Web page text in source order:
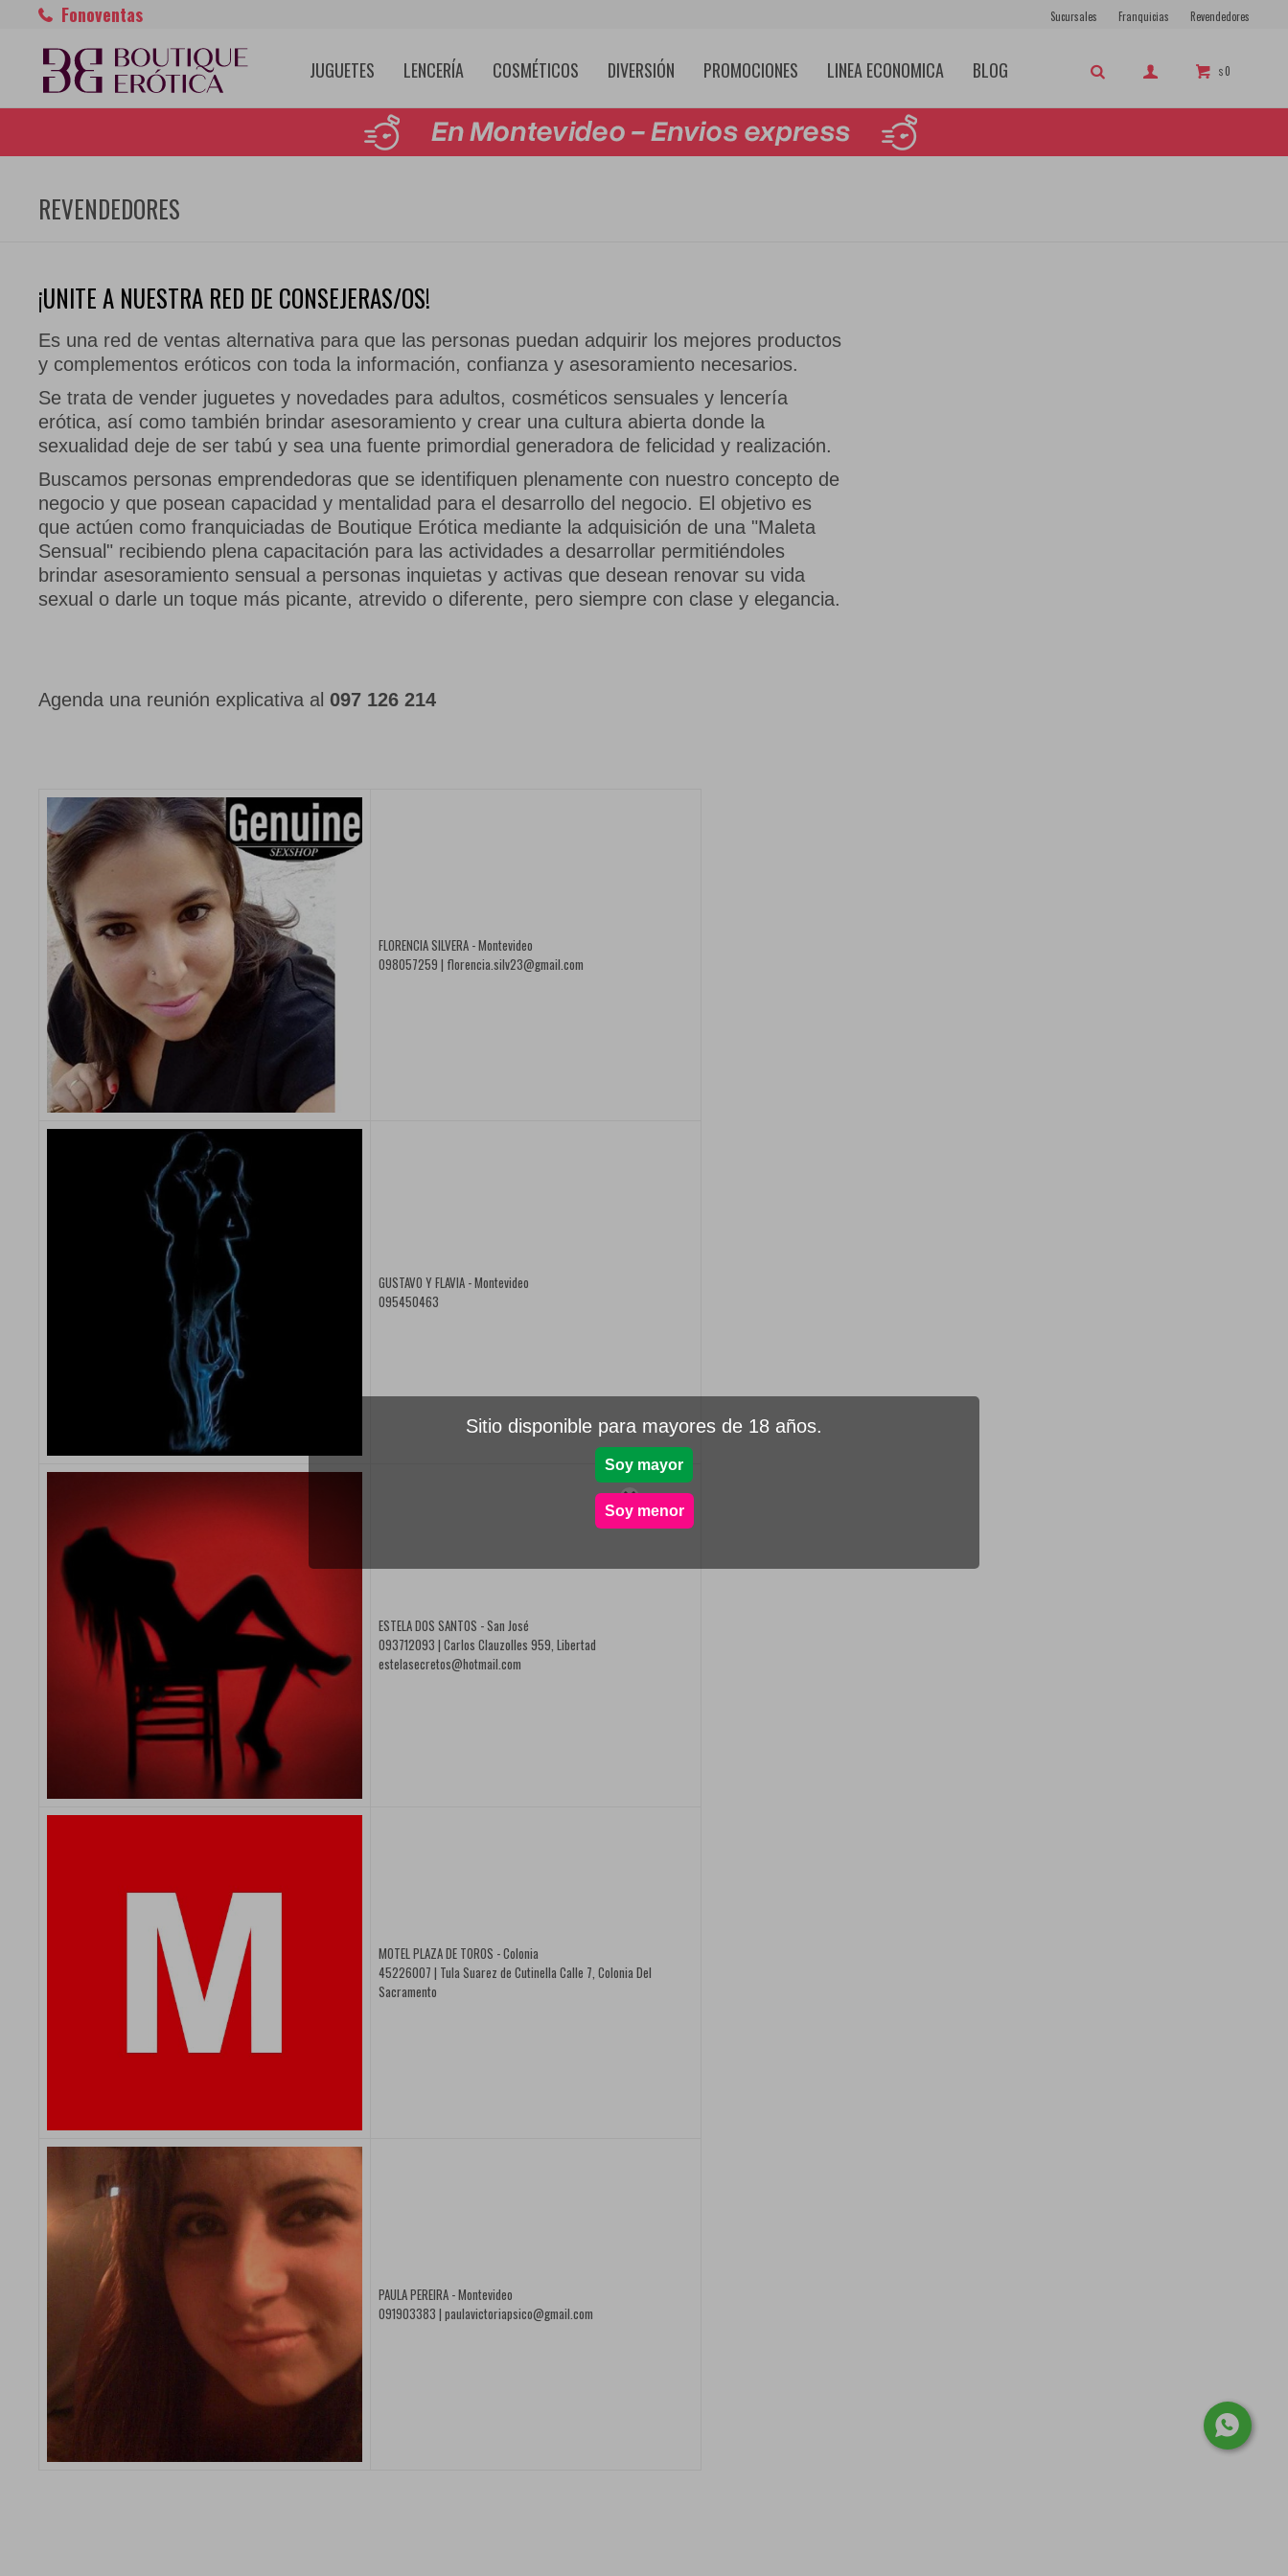

Sitio disponible para mayores de 18 años.
Soy mayor
Soy menor
JUGUETES LENCERÍA COSMÉTICOS DIVERSIÓN PROMOCIONES LINEA ECONOMICA BLOG $ 0
Fonoventas Sucursales Franquicias Revendedores
REVENDEDORES
¡UNITE A NUESTRA RED DE CONSEJERAS/OS!
Es una red de ventas alternativa para que las personas puedan adquirir los mejores productos
y complementos eróticos con toda la información, confianza y asesoramiento necesarios.
Se trata de vender juguetes y novedades para adultos, cosméticos sensuales y lencería
erótica, así como también brindar asesoramiento y crear una cultura abierta donde la
sexualidad deje de ser tabú y sea una fuente primordial generadora de felicidad y realización.
Buscamos personas emprendedoras que se identifiquen plenamente con nuestro concepto de
negocio y que posean capacidad y mentalidad para el desarrollo del negocio. El objetivo es
que actúen como franquiciadas de Boutique Erótica mediante la adquisición de una "Maleta
Sensual" recibiendo plena capacitación para las actividades a desarrollar permitiéndoles
brindar asesoramiento sensual a personas inquietas y activas que desean renovar su vida
sexual o darle un toque más picante, atrevido o diferente, pero siempre con clase y elegancia.
Agenda una reunión explicativa al 097 126 214
FLORENCIA SILVERA - Montevideo
098057259 | florencia.silv23@gmail.com
GUSTAVO Y FLAVIA - Montevideo
095450463
ESTELA DOS SANTOS - San José
093712093 | Carlos Clauzolles 959, Libertad
estelasecretos@hotmail.com
MOTEL PLAZA DE TOROS - Colonia
45226007 | Tula Suarez de Cutinella Calle 7, Colonia Del
Sacramento
PAULA PEREIRA - Montevideo
091903383 | paulavictoriapsico@gmail.com